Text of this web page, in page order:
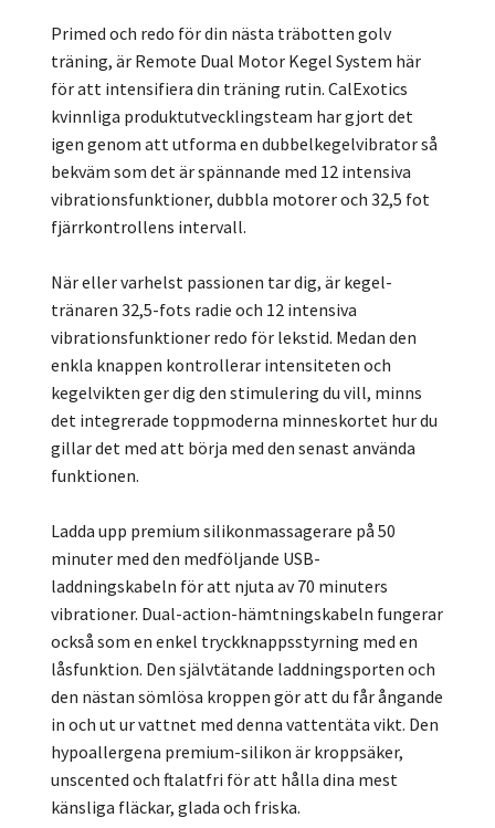
Primed och redo för din nästa träbotten golv
träning, är Remote Dual Motor Kegel System här
för att intensifiera din träning rutin. CalExotics
kvinnliga produktutvecklingsteam har gjort det
igen genom att utforma en dubbelkegelvibrator så
bekväm som det är spännande med 12 intensiva
vibrationsfunktioner, dubbla motorer och 32,5 fot
fjärrkontrollens intervall.
När eller varhelst passionen tar dig, är kegel-
tränaren 32,5-fots radie och 12 intensiva
vibrationsfunktioner redo för lekstid. Medan den
enkla knappen kontrollerar intensiteten och
kegelvikten ger dig den stimulering du vill, minns
det integrerade toppmoderna minneskortet hur du
gillar det med att börja med den senast använda
funktionen.
Ladda upp premium silikonmassagerare på 50
minuter med den medföljande USB-
laddningskabeln för att njuta av 70 minuters
vibrationer. Dual-action-hämtningskabeln fungerar
också som en enkel tryckknappsstyrning med en
låsfunktion. Den självtätande laddningsporten och
den nästan sömlösa kroppen gör att du får ångande
in och ut ur vattnet med denna vattentäta vikt. Den
hypoallergena premium-silikon är kroppsäker,
unscented och ftalatfri för att hålla dina mest
känsliga fläckar, glada och friska.